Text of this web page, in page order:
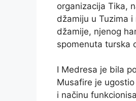
organizacija Tika,
džamiju u Tuzima
džamije, njenog
spomenuta turska
I Medresa je bila
Musafire je
i načinu